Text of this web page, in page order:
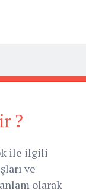
?
ile ilgili
ve
olarak